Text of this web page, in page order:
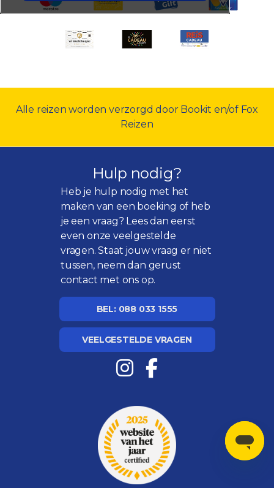
Alle reizen worden verzorgd door Bookit en/of Fox
Reizen
Hulp nodig?
Heb je hulp nodig met het
maken van een boeking of heb
je een vraag? Lees dan eerst
even onzeveelgestelde
vragen. Staat jouw vraag er niet
tussen, neem dan gerust
contact met ons op.
BEL: 088 033 1555
VEELGESTELDE VRAGEN